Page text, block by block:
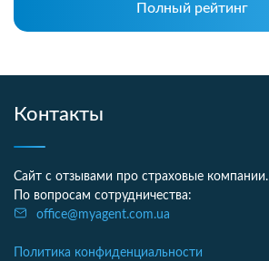
Полный рейтинг
Контакты
Сайт с отзывами про страховые компании.
По вопросам сотрудничества:
office@myagent.com.ua
Политика конфиденциальности